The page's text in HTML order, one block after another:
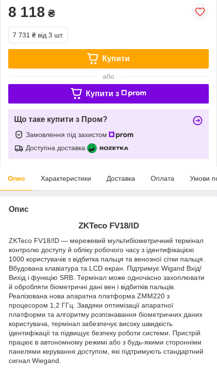
8 118 ₴
7 731 ₴ від 3 шт.
Купити
або
Купити з
Що таке купити з Пром?
Замовлення під захистом
Доступна доставка
Опис Характеристики Доставка Оплата Умови
Опис
ZKTeco FV18/ID
ZKTeco FV18/ID — мережевий мультибіометричний термінал
контролю доступу й обліку робочого часу з ідентифікацією
1000 користувачів з відбитка пальця та венозної сітки пальця.
Вбудована клавіатура та LCD екран. Підтримує Wigand Вхід/
Вихід і функцію SRB. Термінал може одночасно захоплювати
й обробляти біометричні дані вен і відбитків пальців.
Реалізована нова апаратна платформа ZMM220 з
процесором 1,2 ГГц. Завдяки оптимізації апаратної
платформи та алгоритму розпізнавання біометричних даних
користувача, термінал забезпечує високу швидкість
ідентифікації та підвищує безпеку роботи системи. Пристрій
працює в автономному режимі або з будь-якими сторонніми
панелями керування доступом, які підтримують стандартний
сигнал Wiegand.